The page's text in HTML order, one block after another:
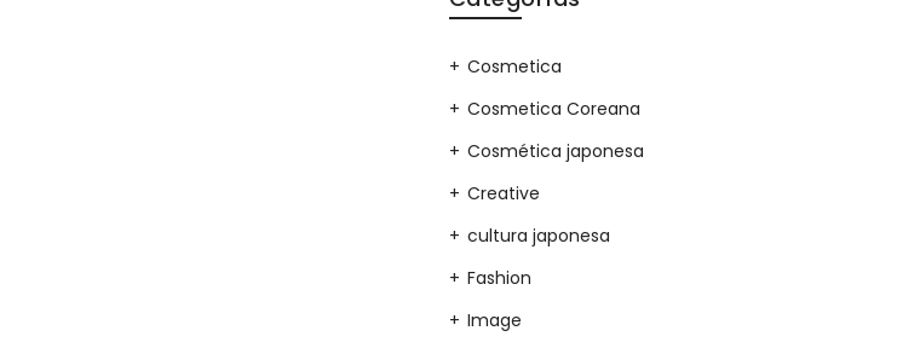
Cosmetica
Cosmetica Coreana
Cosmética japonesa
Creative
cultura japonesa
Fashion
Image